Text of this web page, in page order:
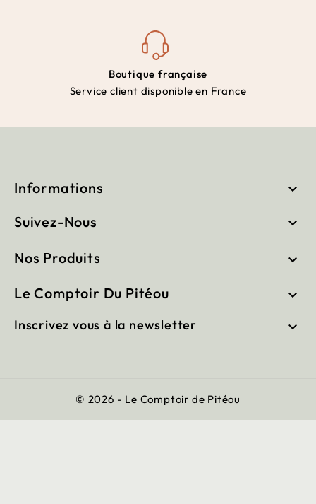
Boutique française
Service client disponible en France
Informations 
Suivez-Nous 
Nos Produits 
Le Comptoir Du Pitéou 
Inscrivez vous à la newsletter 
© 2026 - Le Comptoir de Pitéou